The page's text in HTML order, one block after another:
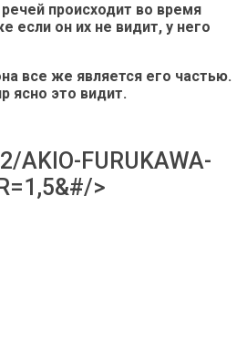
происходит во время
если он их не видит, у него
все же является его частью.
ясно это видит.
AKIO-FURUKAWA-
>